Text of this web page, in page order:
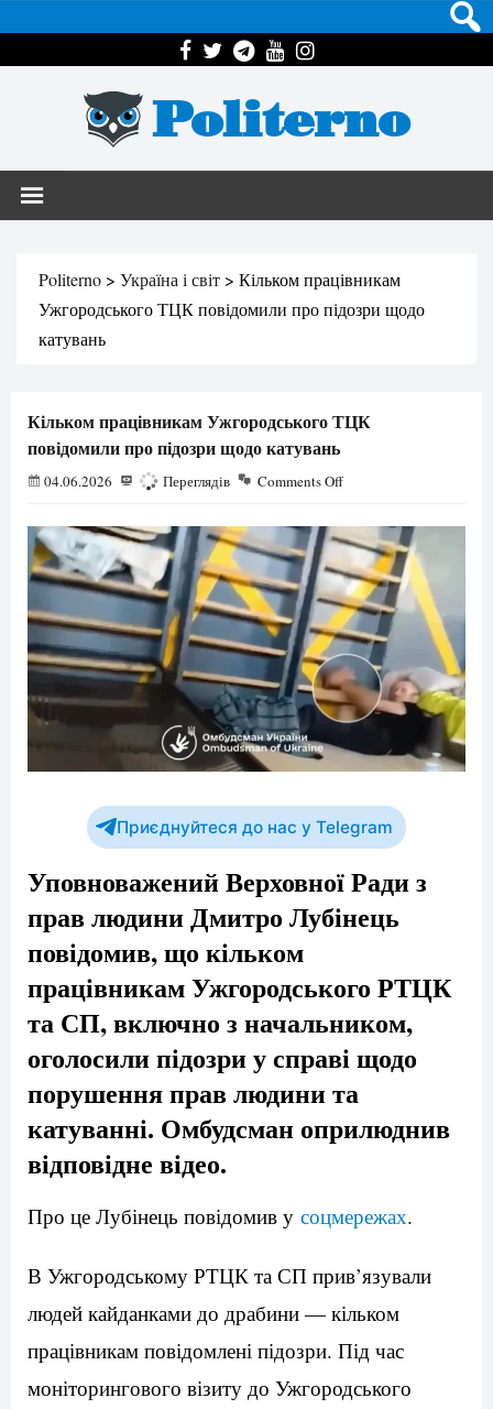
Politerno
Politerno > Україна і світ > Кільком працівникам
Ужгородського ТЦК повідомили про підозри щодо
катувань
Кільком працівникам Ужгородського ТЦК
повідомили про підозри щодо катувань
04.06.2026 149 Переглядів Comments Off
Приєднуйтеся до нас у Telegram
Уповноважений Верховної Ради з
прав людини Дмитро Лубінець
повідомив, що кільком
працівникам Ужгородського РТЦК
та СП, включно з начальником,
оголосили підозри у справі щодо
порушення прав людини та
катуванні. Омбудсман оприлюднив
відповідне відео.
Про це Лубінець повідомив у соцмережах.
В Ужгородському РТЦК та СП прив’язували
людей кайданками до драбини — кільком
працівникам повідомлені підозри. Під час
моніторингового візиту до Ужгородського